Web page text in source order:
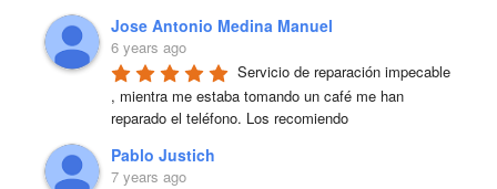
Jose Antonio Medina Manuel
6 years ago
Servicio de reparación impecable
, mientra me estaba tomando un café me han
reparado el teléfono. Los recomiendo
Pablo Justich
7 years ago